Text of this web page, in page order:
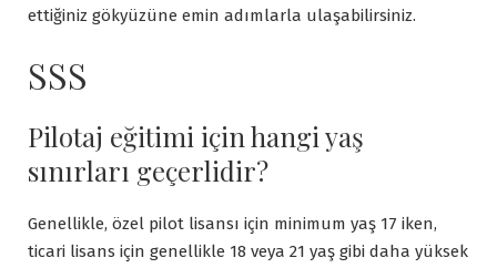
ettiğiniz gökyüzüne emin adımlarla ulaşabilirsiniz.
SSS
Pilotaj eğitimi için hangi yaş
sınırları geçerlidir?
Genellikle, özel pilot lisansı için minimum yaş 17 iken,
ticari lisans için genellikle 18 veya 21 yaş gibi daha yüksek